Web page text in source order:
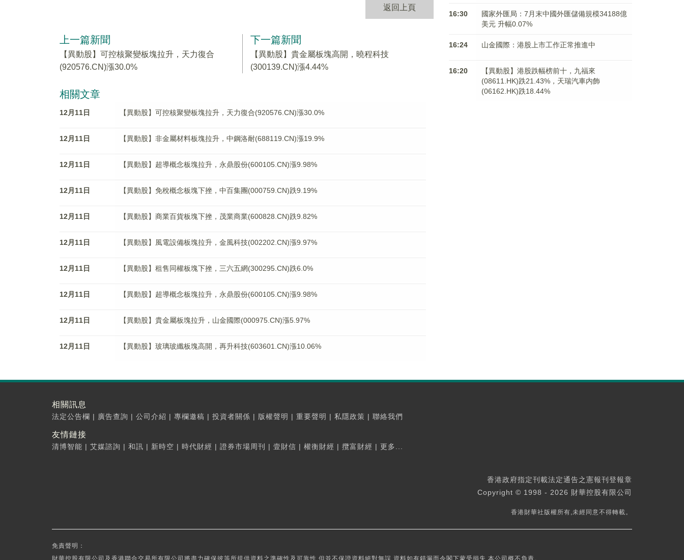
返回上頁
上一篇新聞
【異動股】可控核聚變板塊拉升，天力復合
(920576.CN)漲30.0%
下一篇新聞
【異動股】貴金屬板塊高開，曉程科技
(300139.CN)漲4.44%
相關文章
12月11日 【異動股】可控核聚變板塊拉升，天力復合(920576.CN)漲30.0%
12月11日 【異動股】非金屬材料板塊拉升，中鋼洛耐(688119.CN)漲19.9%
12月11日 【異動股】超導概念板塊拉升，永鼎股份(600105.CN)漲9.98%
12月11日 【異動股】免稅概念板塊下挫，中百集團(000759.CN)跌9.19%
12月11日 【異動股】商業百貨板塊下挫，茂業商業(600828.CN)跌9.82%
12月11日 【異動股】風電設備板塊拉升，金風科技(002202.CN)漲9.97%
12月11日 【異動股】租售同權板塊下挫，三六五網(300295.CN)跌6.0%
12月11日 【異動股】超導概念板塊拉升，永鼎股份(600105.CN)漲9.98%
12月11日 【異動股】貴金屬板塊拉升，山金國際(000975.CN)漲5.97%
12月11日 【異動股】玻璃玻纖板塊高開，再升科技(603601.CN)漲10.06%
16:30
國家外匯局：7月末中國外匯儲備規模34188億
美元 升幅0.07%
16:24 山金國際：港股上市工作正常推進中
16:20
【異動股】港股跌幅榜前十，九福來
(08611.HK)跌21.43%，天瑞汽車内飾
(06162.HK)跌18.44%
相關訊息
法定公告欄 | 廣告查詢 | 公司介紹 | 專欄邀稿 | 投資者關係 | 版權聲明 | 重要聲明 | 私隱政策 | 聯絡我們
友情鏈接
清博智能 | 艾媒諮詢 | 和訊 | 新時空 | 時代財經 | 證券市場周刊 | 壹財信 | 權衡財經 | 攬富財經 | 更多...
香港政府指定刊載法定通告之憲報刊登報章
Copyright © 1998 - 2026 財華控股有限公司
香港財華社版權所有,未經同意不得轉載。
免責聲明：